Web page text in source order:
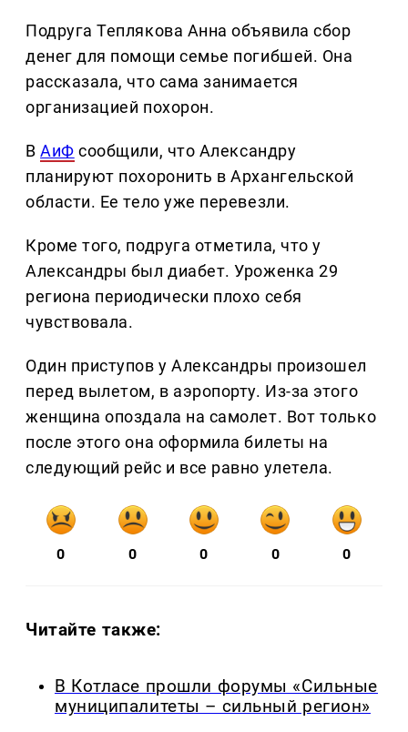
Подруга Теплякова Анна объявила сбор
денег для помощи семье погибшей. Она
рассказала, что сама занимается
организацией похорон.
ВАиФ сообщили, что Александру
планируют похоронить в Архангельской
области. Ее тело уже перевезли.
Кроме того, подруга отметила, что у
Александры был диабет. Уроженка 29
региона периодически плохо себя
чувствовала.
Один приступов у Александры произошел
перед вылетом, в аэропорту. Из-за этого
женщина опоздала на самолет. Вот только
после этого она оформила билеты на
следующий рейс и все равно улетела.
0 0 0 0 0
Читайте также:
В Котласе прошли форумы «Сильные
муниципалитеты – сильный регион»